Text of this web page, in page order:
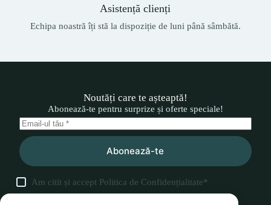
Asistență clienți
Echipa noastră îți stă la dispoziție de luni până sâmbătă.
Noutăți care te așteaptă!
Abonează-te pentru surprize și oferte speciale!
Abonează-te
Am citit și accept Politica de Confidențialitate*